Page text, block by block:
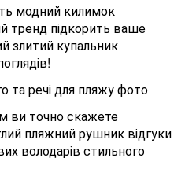
модний килимок
тренд підкорить ваше
злитий купальник
ви точно скажете
пляжний рушник відгуки
володарів стильного